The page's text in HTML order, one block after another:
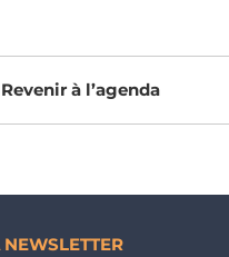
Revenir à l’agenda